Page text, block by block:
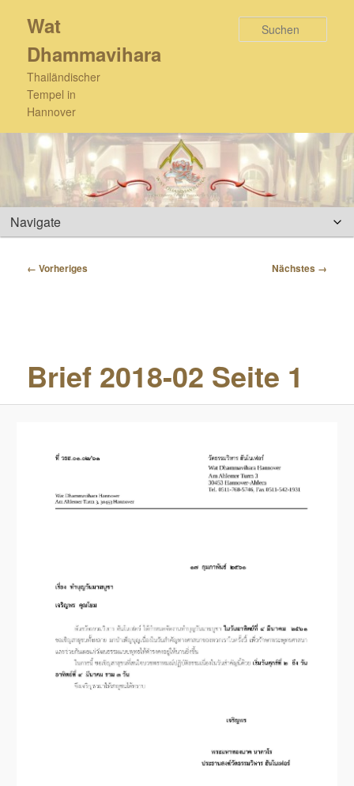
primären
springen
Wat
Dhammavihara
Thailändischer
Tempel in
Hannover
Hauptmenü
Bilder-
← Vorheriges Nächstes →
Brief 2018-02 Seite 1